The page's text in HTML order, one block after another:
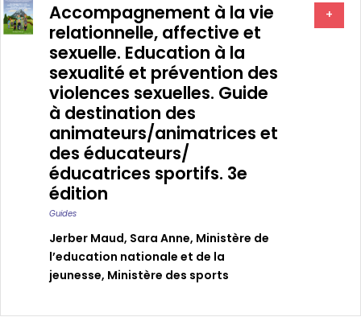
Accompagnement à la vie
relationnelle, affective et
sexuelle. Education à la
sexualité et prévention des
violences sexuelles. Guide
à destination des
animateurs/animatrices et
des éducateurs/
éducatrices sportifs. 3e
édition
Guides
Jerber Maud, Sara Anne, Ministère de
l’education nationale et de la
jeunesse, Ministère des sports
+